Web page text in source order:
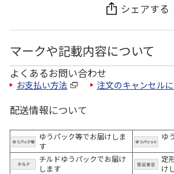
シェアする
マークや記載内容について
よくあるお問い合わせ
お支払い方法 注文のキャンセル
配送情報について
ゆうパック等でお届けしま
す
ゆ
チルドゆうパックでお届け
します
定
け